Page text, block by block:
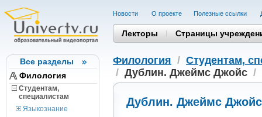
Все разделы
Филология
Студентам,
cпециалистам
Языкознание
Новости О проекте Полезные cсылки
Лекторы Страницы
Филология / Студентам,
/ Дублин. Джеймс Джойс /
Дублин. Джеймс Джойс